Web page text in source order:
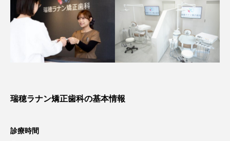
瑞穂ラナン矯正歯科の基本情報
診療時間